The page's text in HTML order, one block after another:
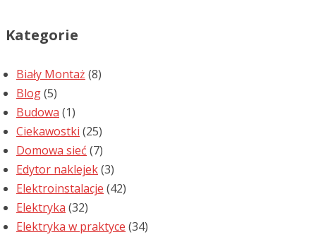
Kategorie
Biały Montaż (8)
Blog(5)
Budowa (1)
Ciekawostki (25)
Domowa sieć (7)
Edytor naklejek(3)
Elektroinstalacje (42)
Elektryka (32)
Elektryka w praktyce (34)